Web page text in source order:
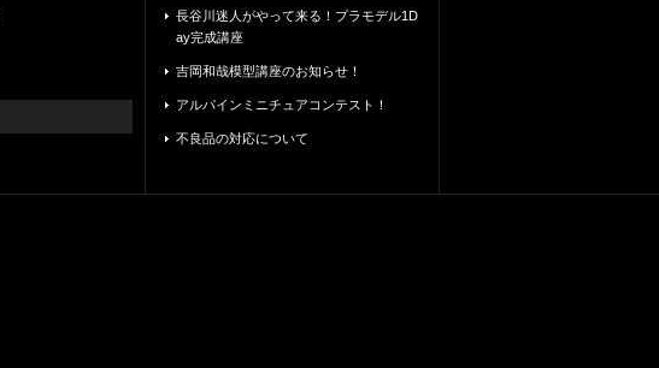
長谷川迷人がやって来る！プラモデル1D
ay完成講座
吉岡和哉模型講座のお知らせ！
アルパインミニチュアコンテスト！
不良品の対応について